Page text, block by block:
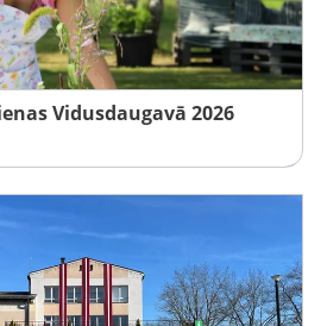
Vidusdaugavā 2026